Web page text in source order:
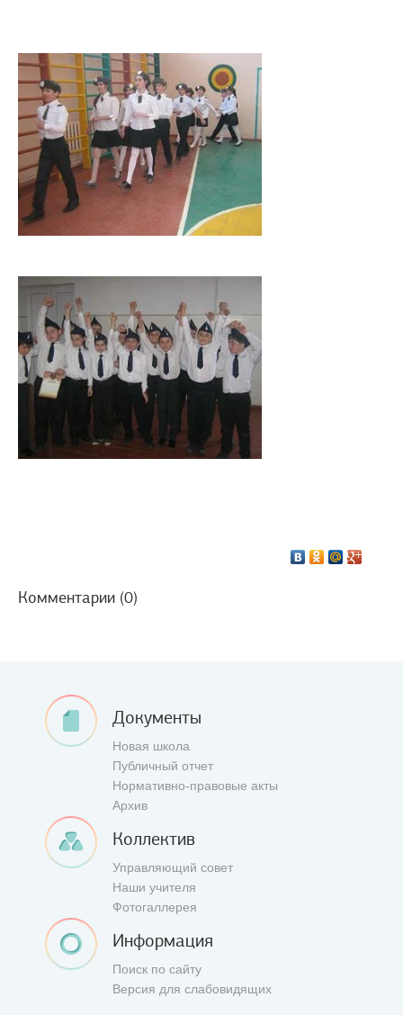
Комментарии (0)
Документы
Новая школа
Публичный отчет
Нормативно-правовые акты
Архив
Коллектив
Управляющий совет
Наши учителя
Фотогаллерея
Информация
Поиск по сайту
Версия для слабовидящих